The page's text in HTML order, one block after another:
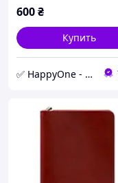
600₴
Купить
✅ HappyOne - интернет-магазин оригинальных и полезных товаров